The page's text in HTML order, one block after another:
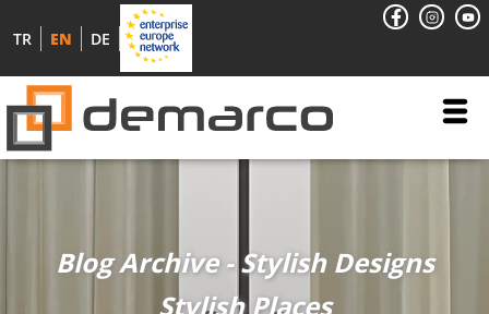
TR EN DE
Blog Archive - Stylish Designs
Stylish Places